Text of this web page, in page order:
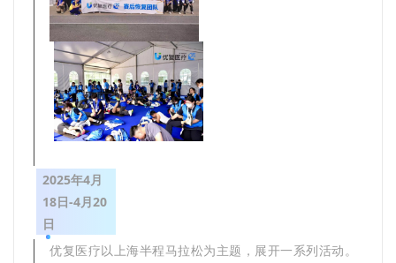
2025年4月
18日-4月20
日
优复医疗以上海半程马拉松为主题，展开一系列活动。